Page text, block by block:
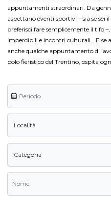
appuntamenti straordinari. Da
aspettano eventi sportivi – sia se sei
preferisci fare semplicemente il tifo
imperdibili e incontri culturali… E se
anche qualche appuntamento di
polo fieristico del Trentino, ospita
Località
Categoria